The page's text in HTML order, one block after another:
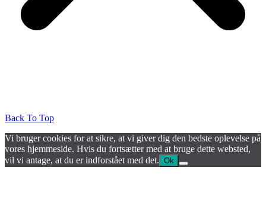
Back To Top
Vi bruger cookies for at sikre, at vi giver dig den bedste oplevelse på
vores hjemmeside. Hvis du fortsætter med at bruge dette websted,
vil vi antage, at du er indforstået med det. Ok